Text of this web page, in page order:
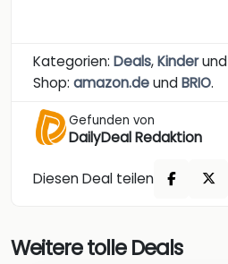
Kategorien: Deals,Kinderund
Shop: amazon.deundBRIO.
Gefunden von
DailyDeal Redaktion
Diesen Deal teilen
Weitere tolle Deals